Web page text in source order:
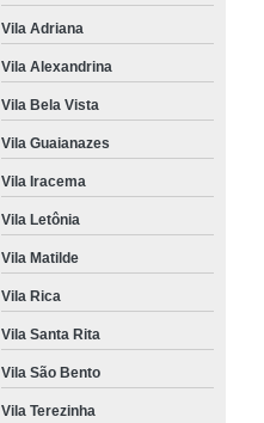
Vila Adriana
Vila Alexandrina
Vila Bela Vista
Vila Guaianazes
Vila Iracema
Vila Letônia
Vila Matilde
Vila Rica
Vila Santa Rita
Vila São Bento
Vila Terezinha